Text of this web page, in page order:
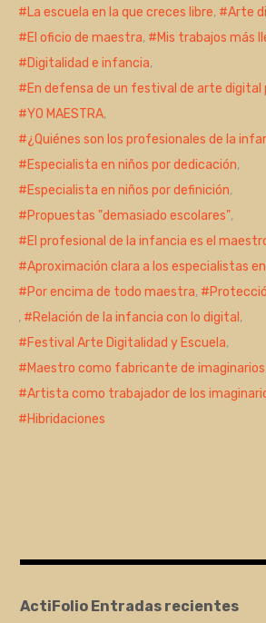
La escuela en la que creces libre, Arte
El oficio de maestra, Mis trabajos más
Digitalidad e infancia,
En defensa de un festival de arte digital
YO MAESTRA,
¿Quiénes son los profesionales de la
Especialista en niños por dedicación,
Especialista en niños por definición,
Propuestas "demasiado escolares",
El profesional de la infancia es el
Aproximación clara a los especialistas
Por encima de todo maestra,
,
Relación de la infancia con lo digital ,
Festival Arte Digitalidad y Escuela,
Maestro como fabricante de imaginarios
Artista como trabajador de los
Hibridaciones
ActiFolio Entradas recientes